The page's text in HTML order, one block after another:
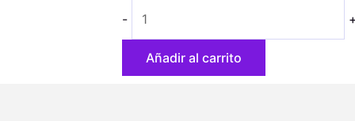
- +
Añadir al carrito